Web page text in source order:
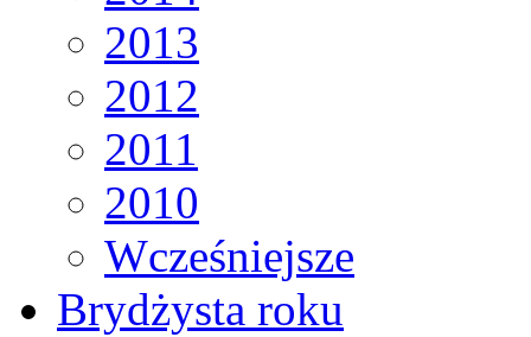
2013
2012
2011
2010
Wcześniejsze
Brydżysta roku